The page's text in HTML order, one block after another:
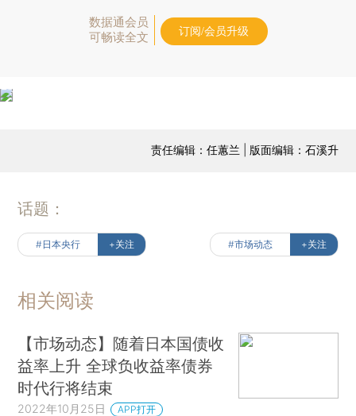
数据通会员
可畅读全文
订阅/会员升级
责任编辑：任蕙兰 | 版面编辑：石溪升
话题：
#日本央行 +关注 #市场动态 +关注
相关阅读
【市场动态】随着日本国债收
益率上升 全球负收益率债券
时代行将结束
2022年10月25日 APP打开